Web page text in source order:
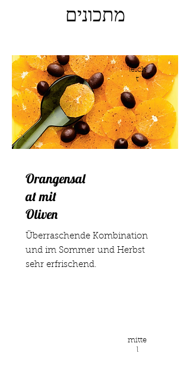
מתכונים
leich
t
Orangensal
at mit
Oliven
Überraschende Kombination
und im Sommer und Herbst
sehr erfrischend.
mitte
l